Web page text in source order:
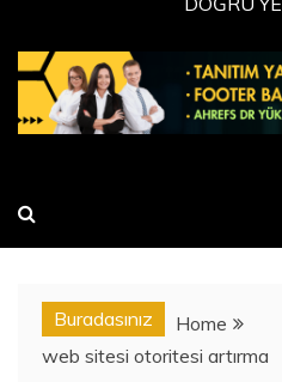
Buradasınız
Home
web sitesi otoritesi artırma